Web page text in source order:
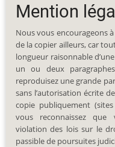
Mention
Nous vous encourageons
de la copier ailleurs, car
longueur raisonnable
un ou deux
reproduisez une grande
sans l’autorisation écrite
copie publiquement
vous reconnaissez que
violation des lois sur le
passible de poursuites